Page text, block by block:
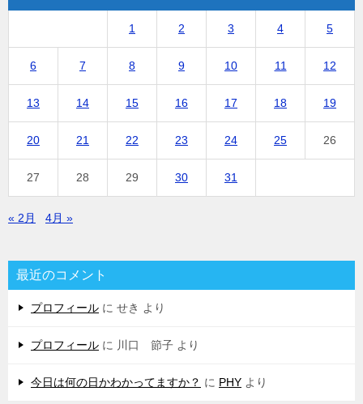
1 2 3 4 5
6 7 8 9 10 11 12
13 14 15 16 17 18 19
20 21 22 23 24 25 26
27 28 29 30 31
« 2月 4月 »
最近のコメント
プロフィール に せき より
プロフィール に 川口 節子 より
今日は何の日かわかってますか？ に PHY より